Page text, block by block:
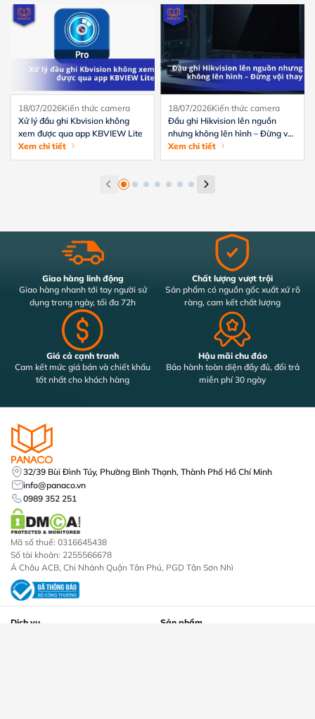
18/07/2026Kiến thức camera
Xử lý đầu ghi Kbvision không
xem được qua app KBVIEW Lite
Xem chi tiết
18/07/2026Kiến thức camera
Đầu ghi Hikvision lên nguồn
nhưng không lên hình – Đừng vội
thay
Xem chi tiết
Giao hàng linh động
Giao hàng nhanh tới tay người sử
dụng trong ngày, tối đa 72h
Chất lượng vượt trội
Sản phẩm có nguồn gốc xuất xứ rõ
ràng, cam kết chất lượng
Giá cả cạnh tranh
Cam kết mức giá bán và chiết khấu
tốt nhất cho khách hàng
Hậu mãi chu đáo
Bảo hành toàn diện đầy đủ, đổi trả
miễn phí 30 ngày
Dịch vụ
Sản phẩm
32/39 Bùi Đình Túy, Phường Bình Thạnh, Thành Phố Hồ Chí Minh
info@panaco.vn
0989 352 251
Mã số thuế: 0316645438
Số tài khoản: 2255566678
Á Châu ACB, Chi Nhánh Quận Tân Phú, PGD Tân Sơn Nhì